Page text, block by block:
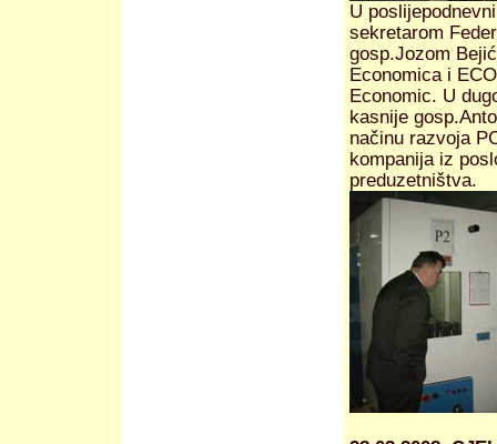
U
sekretarom
gosp.Jozom
Economica i
Economic. U
kasnije
načinu razvoja
kompanija iz
preduzetništva.